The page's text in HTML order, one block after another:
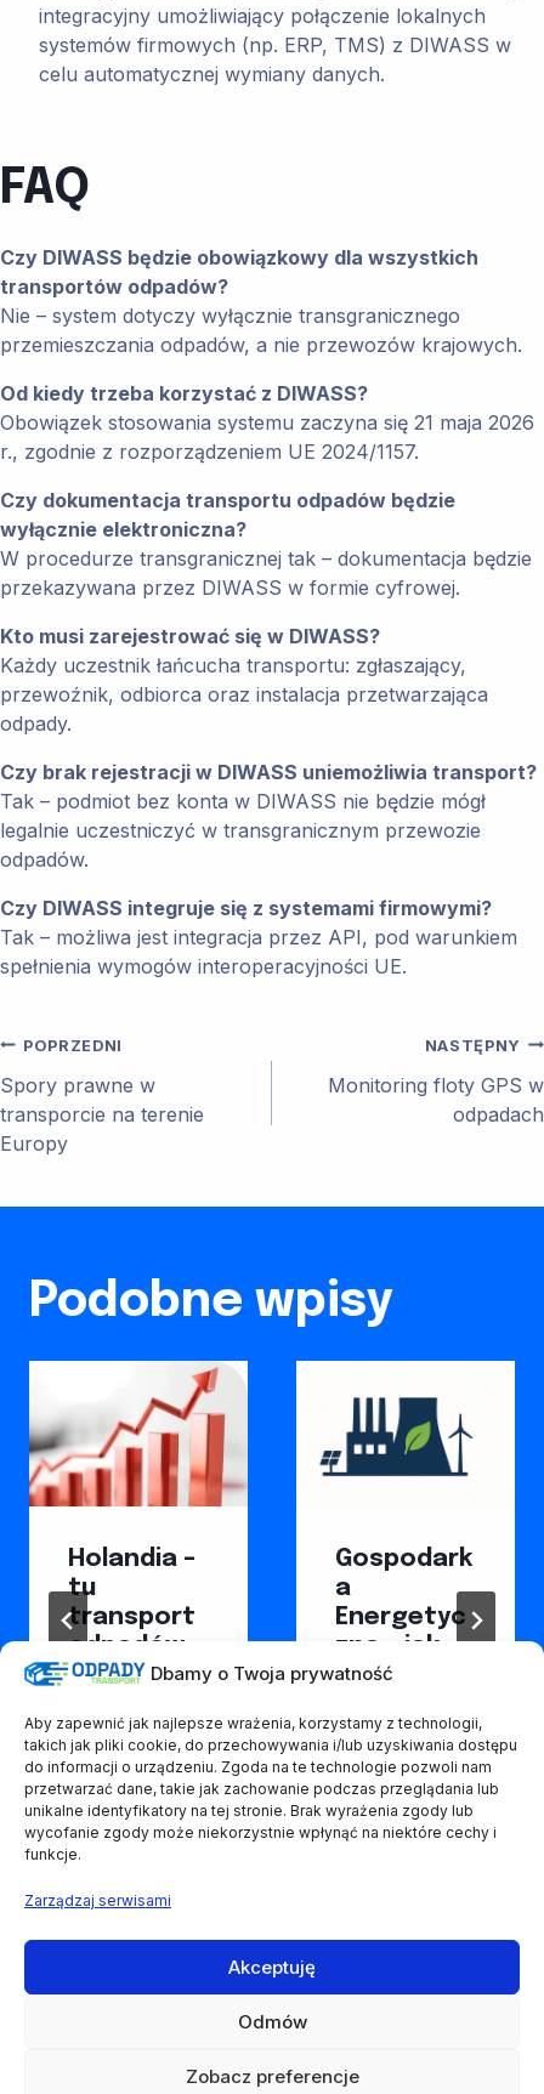
Dbamy o Twoja prywatność
Aby zapewnić jak najlepsze wrażenia, korzystamy z technologii,
takich jak pliki cookie, do przechowywania i/lub uzyskiwania dostępu
do informacji o urządzeniu. Zgoda na te technologie pozwoli nam
przetwarzać dane, takie jak zachowanie podczas przeglądania lub
unikalne identyfikatory na tej stronie. Brak wyrażenia zgody lub
wycofanie zgody może niekorzystnie wpłynąć na niektóre cechy i
funkcje.
Zarządzaj serwisami
Akceptuję
Odmów
Zobacz preferencje
integracyjny umożliwiający połączenie lokalnych
systemów firmowych (np. ERP, TMS) z DIWASS w
celu automatycznej wymiany danych.
FAQ
Czy DIWASS będzie obowiązkowy dla wszystkich
transportów odpadów?
Nie – system dotyczy wyłącznie transgranicznego
przemieszczania odpadów, a nie przewozów krajowych.
Od kiedy trzeba korzystać z DIWASS?
Obowiązek stosowania systemu zaczyna się 21 maja 2026
r., zgodnie z rozporządzeniem UE 2024/1157.
Czy dokumentacja transportu odpadów będzie
wyłącznie elektroniczna?
W procedurze transgranicznej tak – dokumentacja będzie
przekazywana przez DIWASS w formie cyfrowej.
Kto musi zarejestrować się w DIWASS?
Każdy uczestnik łańcucha transportu: zgłaszający,
przewoźnik, odbiorca oraz instalacja przetwarzająca
odpady.
Czy brak rejestracji w DIWASS uniemożliwia transport?
Tak – podmiot bez konta w DIWASS nie będzie mógł
legalnie uczestniczyć w transgranicznym przewozie
odpadów.
Czy DIWASS integruje się z systemami firmowymi?
Tak – możliwa jest integracja przez API, pod warunkiem
spełnienia wymogów interoperacyjności UE.
Nawigacja
wpisu
POPRZEDNI
Spory prawne w
transporcie na terenie
Europy
NASTĘPNY
Monitoring floty GPS w
odpadach
Podobne wpisy
Holandia –
tu
transport
odpadów
zyskuje na
ści
9 września, 2024
Gospodark
a
Energetyc
zna – jak
odpady
elektrowni
e?
10 lipca, 2025
© 2026 Odpady Transport. Wszystkie prawa zastrzeżone.
GrupaEKOLOGISTYKA24